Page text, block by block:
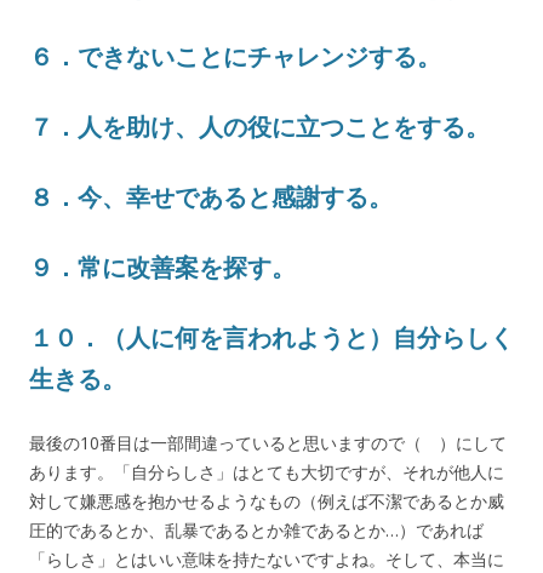
６．できないことにチャレンジする。
７．人を助け、人の役に立つことをする。
８．今、幸せであると感謝する。
９．常に改善案を探す。
１０．（人に何を言われようと）自分らしく
生きる。
最後の10番目は一部間違っていると思いますので（ ）にして
あります。「自分らしさ」はとても大切ですが、それが他人に
対して嫌悪感を抱かせるようなもの（例えば不潔であるとか威
圧的であるとか、乱暴であるとか雑であるとか…）であれば
「らしさ」とはいい意味を持たないですよね。そして、本当に